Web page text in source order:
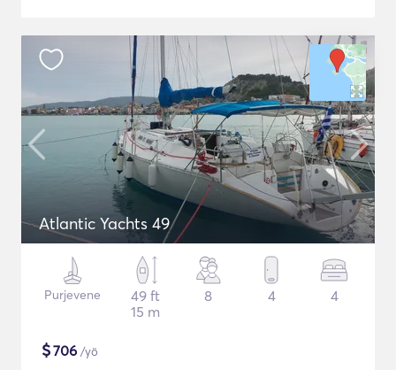
Atlantic Yachts 49
Purjevene
49 ft
15 m
8 4 4
$706 /yö